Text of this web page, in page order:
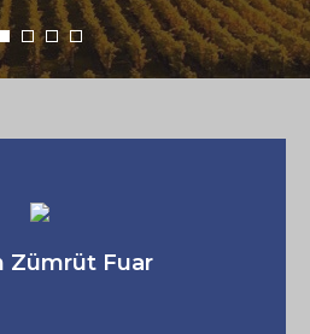
Zümrüt Fuar